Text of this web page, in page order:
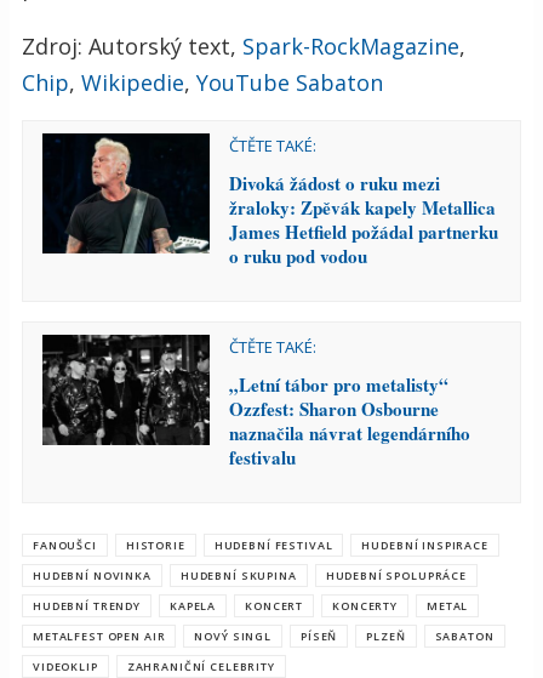
Zdroj: Autorský text, Spark-RockMagazine,
Chip, Wikipedie, YouTube Sabaton
ČTĚTE TAKÉ:
Divoká žádost o ruku mezi
žraloky: Zpěvák kapely Metallica
James Hetfield požádal partnerku
o ruku pod vodou
ČTĚTE TAKÉ:
„Letní tábor pro metalisty“
Ozzfest: Sharon Osbourne
naznačila návrat legendárního
festivalu
FANOUŠCI HISTORIE HUDEBNÍ FESTIVAL
HUDEBNÍ INSPIRACE
HUDEBNÍ NOVINKA
HUDEBNÍ SKUPINA
HUDEBNÍ SPOLUPRÁCE
HUDEBNÍ TRENDY
KAPELA KONCERT KONCERTY
METAL
METALFEST OPEN AIR
NOVÝ SINGL PÍSEŇ PLZEŇ
SABATON
VIDEOKLIP
ZAHRANIČNÍ CELEBRITY